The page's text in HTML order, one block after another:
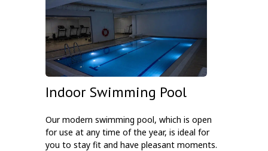
Indoor Swimming Pool
Our modern swimming pool, which is open
for use at any time of the year, is ideal for
you to stay fit and have pleasant moments.